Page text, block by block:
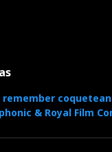
& Royal Film